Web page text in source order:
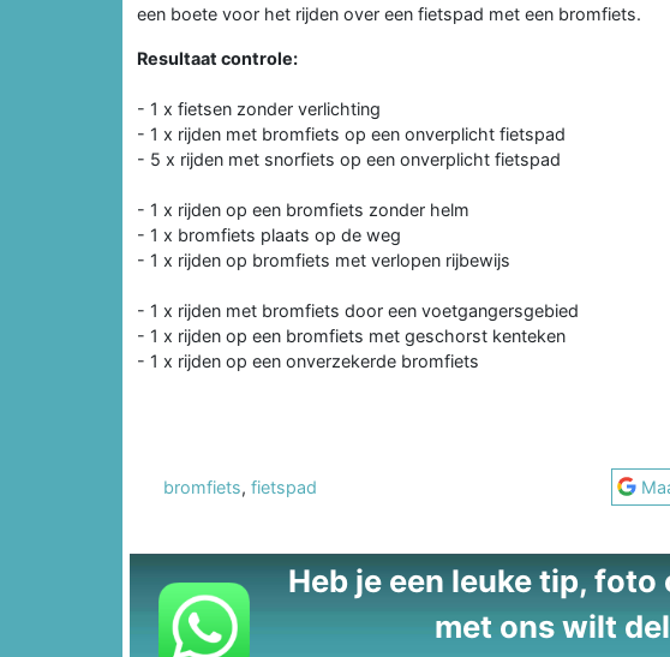
een boete voor het rijden over een fietspad met een bromfiets.
Resultaat controle:
- 1 x fietsen zonder verlichting
- 1 x rijden met bromfiets op een onverplicht fietspad
- 5 x rijden met snorfiets op een onverplicht fietspad
- 1 x rijden op een bromfiets zonder helm
- 1 x bromfiets plaats op de weg
- 1 x rijden op bromfiets met verlopen rijbewijs
- 1 x rijden met bromfiets door een voetgangersgebied
- 1 x rijden op een bromfiets met geschorst kenteken
- 1 x rijden op een onverzekerde bromfiets
bromfiets, fietspad
Heb je een leuke tip, foto
met ons wilt